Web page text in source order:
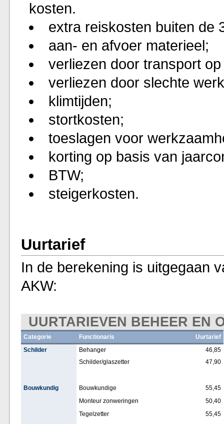
kosten.
extra reiskosten buiten de
aan- en afvoer materieel;
verliezen door transport
verliezen door slechte
klimtijden;
stortkosten;
toeslagen voor
korting op basis van
BTW;
steigerkosten.
Uurtarief
In de berekening is uitgegaan
AKW:
UURTARIEVEN BEHEER EN
Categorie Functionaris
Uurtarief
Schilder
Behanger
46,85
Schilder/glaszetter
47,90
Bouwkundig Bouwkundige
55,45
Monteur zonweringen
50,40
Tegelzetter
55,45